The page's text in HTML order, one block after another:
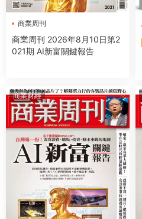
商業周刊
商業周刊 2026年8月10日第2
021期 AI新富關鍵報告
商業财經